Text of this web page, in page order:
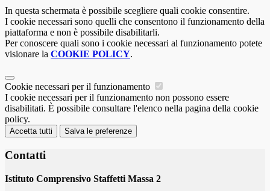
In questa schermata è possibile scegliere quali cookie consentire.
I cookie necessari sono quelli che consentono il funzionamento della
piattaforma e non è possibile disabilitarli.
Per conoscere quali sono i cookie necessari al funzionamento potete
visionare la COOKIE POLICY.
Cookie necessari per il funzionamento
I cookie necessari per il funzionamento non possono essere
disabilitati. È possibile consultare l'elenco nella pagina della cookie
policy.
Accetta tutti Salva le preferenze
Contatti
Istituto Comprensivo Staffetti Massa 2